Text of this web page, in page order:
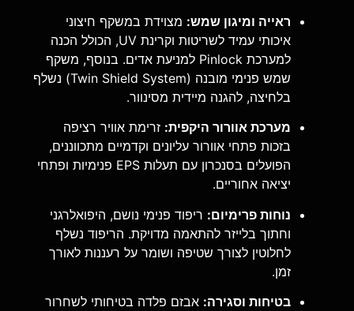
ראייה ומיגון שמש: מצוידת במשקף חיצוני
איכותי עמיד לשריטות וקרינת UV, הכולל הכנה
למערכת Pinlock למניעת אדים. בנוסף, משקף
שמש פנימי מובנה (Twin Shield System) נשלף
בלחיצה, להגנה מיידית מסינוור.
מערכת אוורור היקפית: זרימת אוויר רציפה
בזכות פתחי אוורור עליונים וקדמיים מתכווננים,
הפועלים בסנכרון עם תעלות EPS פנימיות ופתחי
יציאה אחוריים.
נוחות פרימיום: ריפוד פנימי נושם, היפואלרגני
וחתוך בלייזר להתאמה מדויקת. הריפוד נשלף
לחלוטין לצורך שטיפה ושומר על רעננות לאורך
זמן.
בטיחות וסגירה: אבזם פלדה בטיחותי לשחרור